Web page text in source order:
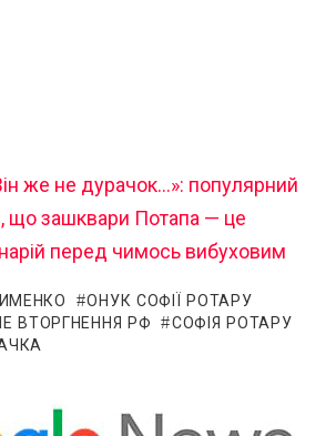
же не дурачок…»: популярний
що зашквари Потапа — це
перед чимось вибуховим
ОНУК СОФІЇ РОТАРУ
ВТОРГНЕННЯ РФ
СОФІЯ РОТАРУ